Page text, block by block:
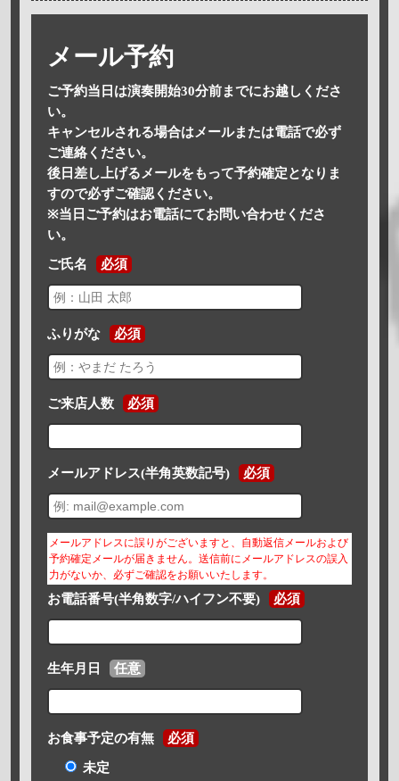
メール予約
ご予約当日は演奏開始30分前までにお越しくださ
い。
キャンセルされる場合はメールまたは電話で必ず
ご連絡ください。
後日差し上げるメールをもって予約確定となりま
すので必ずご確認ください。
※当日ご予約はお電話にてお問い合わせくださ
い。
ご氏名 必須
ふりがな 必須
ご来店人数 必須
メールアドレス(半角英数記号) 必須
メールアドレスに誤りがございますと、自動返信メールおよび
予約確定メールが届きません。送信前にメールアドレスの誤入
力がないか、必ずご確認をお願いいたします。
お電話番号(半角数字/ハイフン不要) 必須
生年月日 任意
お食事予定の有無 必須
未定